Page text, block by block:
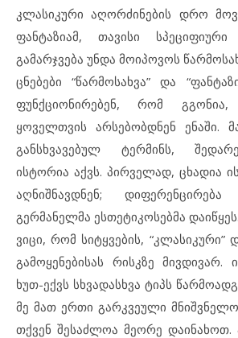
კლასიკური აღორძინების დრო
ფანტაზიამ, თავისი
გამარჯვება უნდა მოიპოვოს
ცნებები “წარმოსახვა” და
ფუნქციონირებენ, რომ
ყოველთვის არსებობდნენ
განსხვავებულ ტერმინს,
ისტორია აქვს. პირველად, ცხადია
აღნიშნავდნენ;
გერმანელმა ესთეტიკოსებმა დაიწყეს.
ვიცი, რომ სიტყვების, “კლასიკური”
გამოყენებისას რისკზე მივდივარ.
ხუთ-ექვს სხვადასხვა ტიპს
მე მათ ერთი გარკვეული
თქვენ შესაძლოა მეორე